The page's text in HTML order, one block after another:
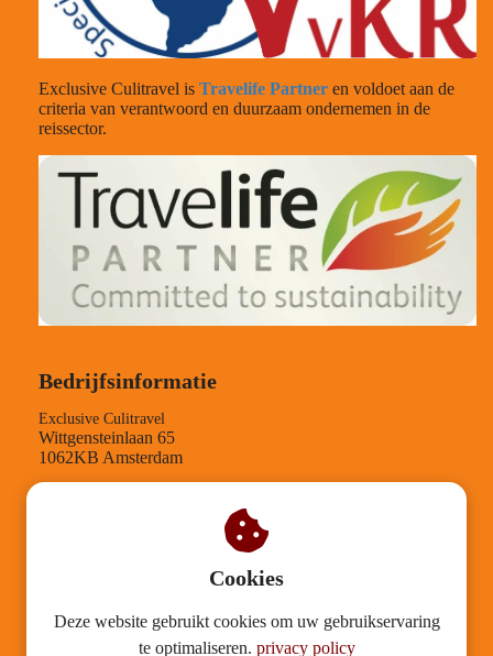
Exclusive Culitravel is Travelife Partner en voldoet aan de
criteria van verantwoord en duurzaam ondernemen in de
reissector.
Bedrijfsinformatie
Exclusive Culitravel
Wittgensteinlaan 65
1062KB Amsterdam
KVK-nummer: 30126812
BTW-nummer: NL001543958B89
Mission statement
Cookies
Deze website gebruikt cookies om uw gebruikservaring
te optimaliseren. privacy policy